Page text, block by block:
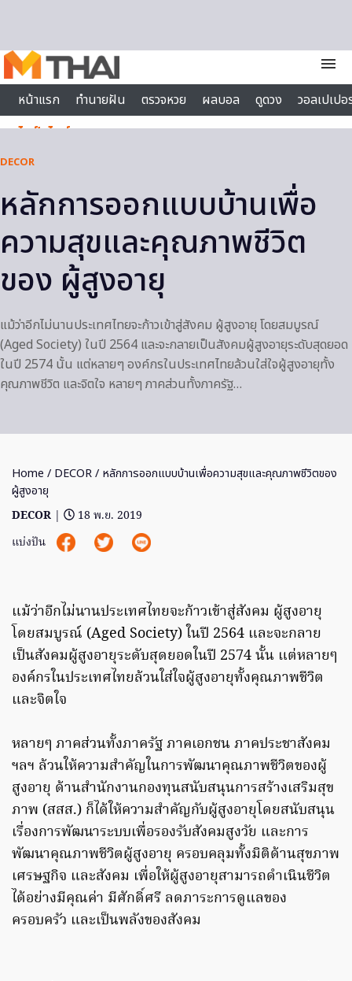
menu
หน้าแรก
ทำนายฝัน ตรวจหวย ผลบอล ดูดวง
วอลเปเป
ไลฟ์สไตล์
DECOR
หลักการออกแบบบ้านเพื่อ
ความสุขและคุณภาพชีวิต
ของ ผู้สูงอายุ
แม้ว่าอีกไม่นานประเทศไทยจะก้าวเข้าสู่สังคม ผู้สูงอายุ โดยสมบูรณ์
(Aged Society) ในปี 2564 และจะกลายเป็นสังคมผู้สูงอายุระดับสุดยอด
ในปี 2574 นั้น แต่หลายๆ องค์กรในประเทศไทยล้วนใส่ใจผู้สูงอายุทั้ง
คุณภาพชีวิต และจิตใจ หลายๆ ภาคส่วนทั้งภาครัฐ…
Home / DECOR/ หลักการออกแบบบ้านเพื่อความสุขและคุณภาพชีวิตของ
ผู้สูงอายุ
DECOR |
18 พ.ย. 2019
แบ่งปัน
แม้ว่าอีกไม่นานประเทศไทยจะก้าวเข้าสู่สังคม ผู้สูงอายุ
โดยสมบูรณ์ (Aged Society) ในปี 2564 และจะกลาย
เป็นสังคมผู้สูงอายุระดับสุดยอดในปี 2574 นั้น แต่หลายๆ
องค์กรในประเทศไทยล้วนใส่ใจผู้สูงอายุทั้งคุณภาพชีวิต
และจิตใจ
หลายๆ ภาคส่วนทั้งภาครัฐ ภาคเอกชน ภาคประชาสังคม
ฯลฯ ล้วนให้ความสำคัญในการพัฒนาคุณภาพชีวิตของผู้
สูงอายุ ด้านสำนักงานกองทุนสนับสนุนการสร้างเสริมสุข
ภาพ (สสส.) ก็ได้ให้ความสำคัญกับผู้สูงอายุโดยสนับสนุน
เรื่องการพัฒนาระบบเพื่อรองรับสังคมสูงวัย และการ
พัฒนาคุณภาพชีวิตผู้สูงอายุ ครอบคลุมทั้งมิติด้านสุขภาพ
เศรษฐกิจ และสังคม เพื่อให้ผู้สูงอายุสามารถดำเนินชีวิต
ได้อย่างมีคุณค่า มีศักดิ์ศรี ลดภาระการดูแลของ
ครอบครัว และเป็นพลังของสังคม